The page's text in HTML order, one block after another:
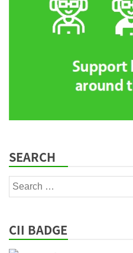
SEARCH
Search
for:
CII BADGE